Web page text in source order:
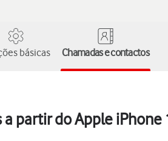
básicas Chamadas e contactos
partir do Apple iPhone